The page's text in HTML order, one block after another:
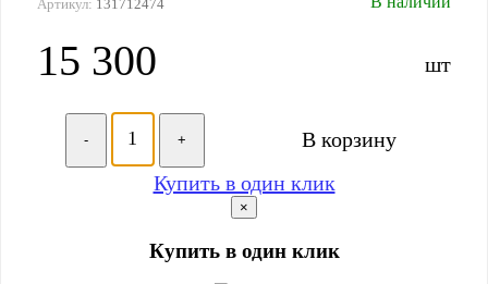
Артикул: 131712474
15 300 шт
- +
В корзину
Купить в один клик
×
Купить в один клик